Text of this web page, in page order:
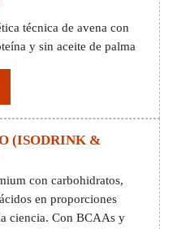
técnica de avena con
y sin aceite de palma
(ISODRINK &
con carbohidratos,
en proporciones
ciencia. Con BCAAs y